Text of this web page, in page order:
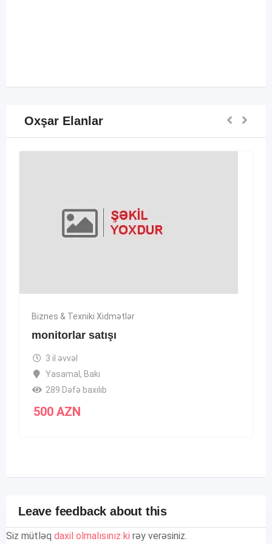
Oxşar Elanlar
Biznes & Texniki Xidmətlər
monitorlar satışı
3 il əvvəl
Yasamal , Bakı
289 Dəfə baxılıb
500 AZN
Leave feedback about this
Siz mütləq daxil olmalısınız ki rəy verəsiniz.